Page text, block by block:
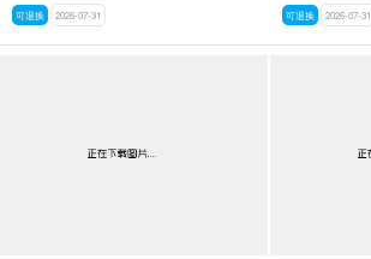
可退换 2026-07-31 可退换 2026-07-31